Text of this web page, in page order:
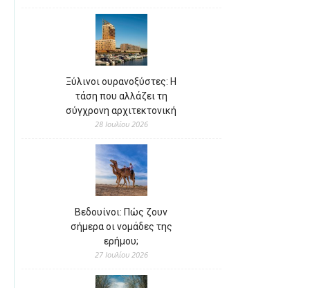
Ξύλινοι ουρανοξύστες: Η
τάση που αλλάζει τη
σύγχρονη αρχιτεκτονική
28 Ιουλίου 2026
Βεδουίνοι: Πώς ζουν
σήμερα οι νομάδες της
ερήμου;
27 Ιουλίου 2026